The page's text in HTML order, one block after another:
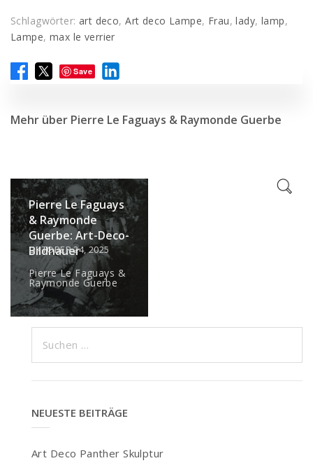
Schlagwörter: art deco,Art deco Lampe, Frau,lady, lamp,
Lampe, max le verrier
Save
Mehr über Pierre Le Faguays & Raymonde Guerbe
Pierre Le Faguays
& Raymonde
Guerbe: Art-Deco-
Bildhauer
OKTOBER 24, 2025
Pierre Le Faguays &
Raymonde Guerbe
nach:
NEUESTE BEITRÄGE
Art Deco Panther Skulptur